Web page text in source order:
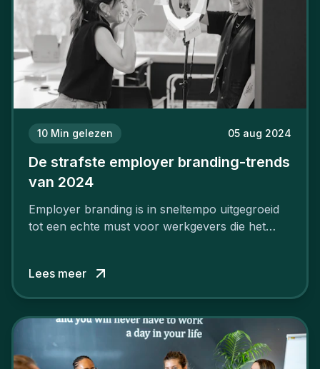
10 Min gelezen 05 aug 2024
De strafste employer branding-trends
van 2024
Employer branding is in sneltempo uitgegroeid
tot een echte must voor werkgevers die het
Lees meer